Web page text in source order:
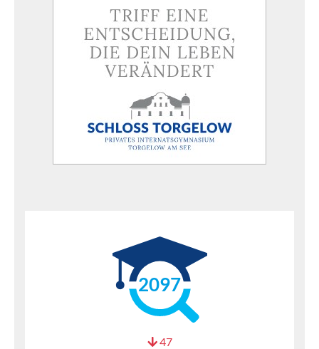
2097
47